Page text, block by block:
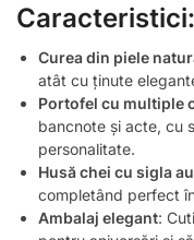
Caracteristici:
Curea din piele
atât cu ținute
Portofel cu multiple
bancnote și acte, cu
personalitate.
Husă chei cu sigla
completând perfect
Ambalaj elegant: